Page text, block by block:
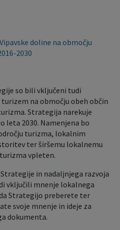
doline na območju
2030
so bili vključeni tudi
na območju obeh občin
Strategija narekuje
leta 2030. Namenjena bo
turizma, lokalnim
ter širšemu lokalnemu
vpleten.
in nadaljnjega razvoja
vključili mnenje lokalnega
Strategijo preberete ter
svoje mnenje in ideje za
dokumenta.